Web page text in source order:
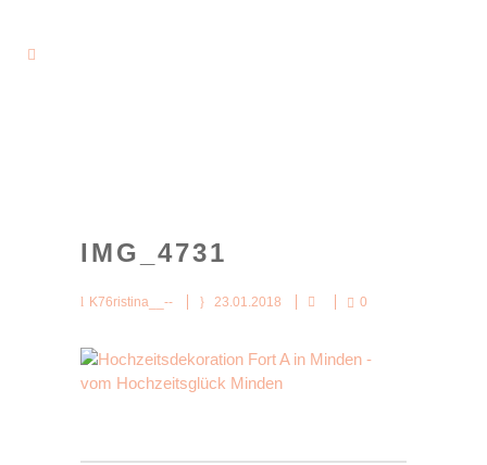
IMG_4731
K76ristina__-- 23.01.2018 0